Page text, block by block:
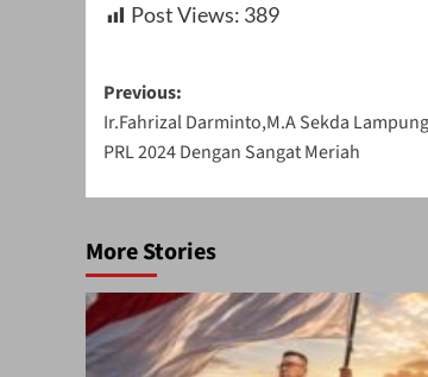
Post Views: 389
Post
navigation
Previous:
Ir.Fahrizal Darminto,M.A Sekda
PRL 2024 Dengan Sangat Meriah
More Stories